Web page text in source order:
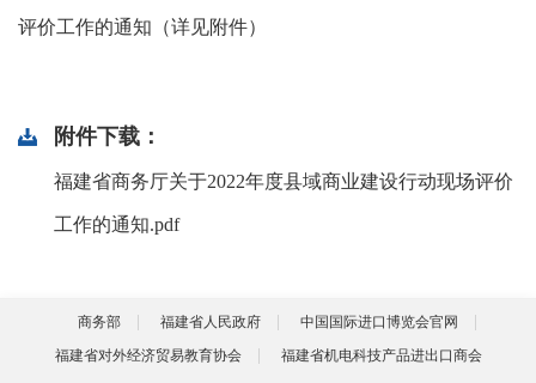
评价工作的通知（详见附件）
附件下载：
福建省商务厅关于2022年度县域商业建设行动现场评价
工作的通知.pdf
商务部 福建省人民政府
中国国际进口博览会官网
福建省对外经济贸易教育协会
福建省机电科技产品进出口商会